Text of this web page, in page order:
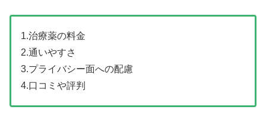
1.治療薬の料金
2.通いやすさ
3.プライバシー面への配慮
4.口コミや評判